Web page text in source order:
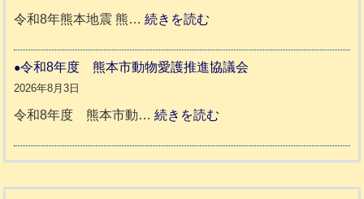
さ
ん
人
ホ
日
1
本
支
令和8年熊本地震 熊…続きを読む
災
ッ
令和8年度 熊本市動物愛護推進協議会
2026年8月3日
令和8年度 熊本市動…続きを読む
和